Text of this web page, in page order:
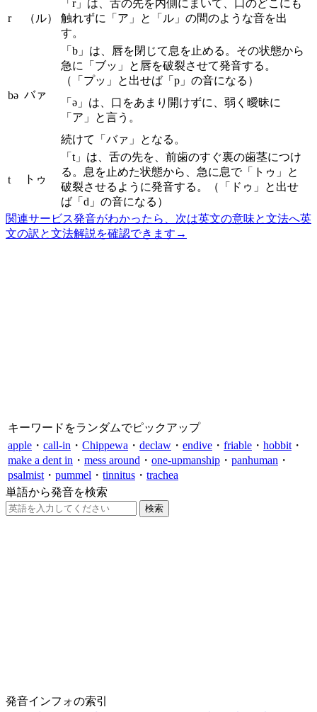
r （ル）
「r」は、舌の先を内側にまいて、口のどこにも
触れずに「ア」と「ル」の間のような音を出
す。
bə バァ
「b」は、唇を閉じて息を止める。その状態から
急に「ブッ」と唇を破裂させて発音する。
（「プッ」と出せば「p」の音になる）
「ə」は、口をあまり開けずに、弱く曖昧に
「ア」と言う。
続けて「バァ」となる。
t トゥ
「t」は、舌の先を、前歯のすぐ裏の歯茎につけ
る。息を止めた状態から、急に息で「トゥ」と
破裂させるように発音する。（「ドゥ」と出せ
ば「d」の音になる）
関連サービス発音がわかったら、次は英文の意味と文法へ英
文の訳と文法解説を確認できます →
キーワードをランダムでピックアップ
apple ・ call-in ・ Chippewa ・ declaw ・ endive ・ friable ・ hobbit ・
make a dent in ・ mess around ・ one-upmanship ・ panhuman ・
psalmist ・ pummel ・ tinnitus ・ trachea
単語から発音を検索
発音インフォの索引